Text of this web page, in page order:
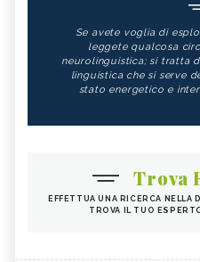
Se avete voglia di
leggete qualcosa
neurolinguistica; si tratta
linguistica che si serve
stato energetico e
Trova
EFFETTUA UNA RICERCA NELLA
TROVA IL TUO